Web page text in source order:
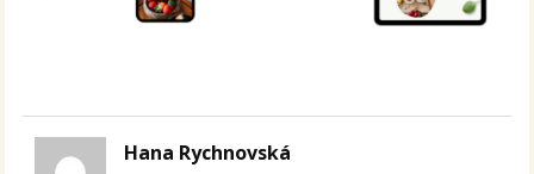
Hana Rychnovská